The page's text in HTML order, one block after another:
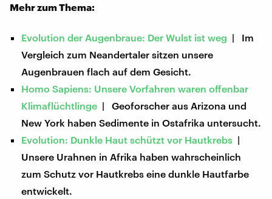
Mehr zum Thema:
Evolution der Augenbraue: Der Wulst ist weg | Im
Vergleich zum Neandertaler sitzen unsere
Augenbrauen flach auf dem Gesicht.
Homo Sapiens: Unsere Vorfahren waren offenbar
Klimaflüchtlinge | Geoforscher aus Arizona und
New York haben Sedimente in Ostafrika untersucht.
Evolution: Dunkle Haut schützt vor Hautkrebs |
Unsere Urahnen in Afrika haben wahrscheinlich
zum Schutz vor Hautkrebs eine dunkle Hautfarbe
entwickelt.